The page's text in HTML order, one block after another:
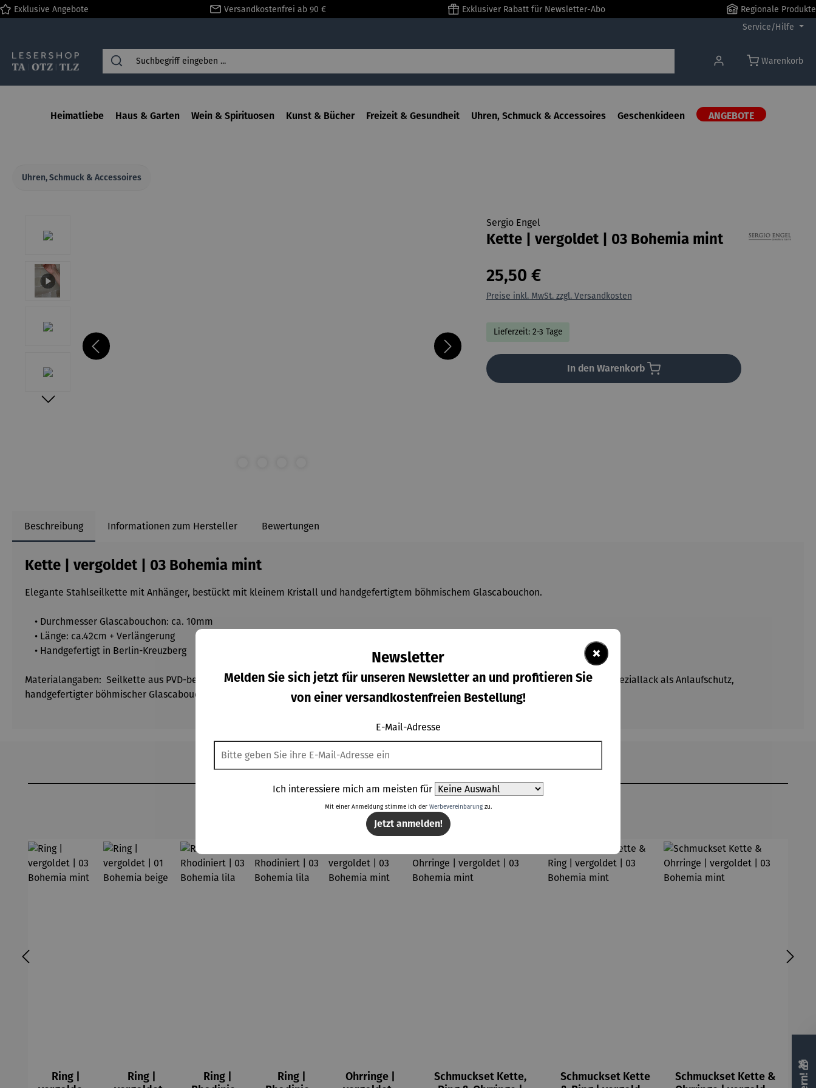
Zur Hauptnavigation springen
Exklusive Angebote Versandkostenfrei ab 90 € Exklusiver Rabatt für Newsletter-Abo
Regionale Produkte
Service/Hilfe
Warenkorb
Heimatliebe Haus & Garten Wein & Spirituosen Kunst & Bücher Freizeit & Gesundheit Uhren, Schmuck & Accessoires Geschenkideen ANGEBOTE
Uhren, Schmuck & Accessoires
Sergio Engel
Kette | vergoldet | 03 Bohemia mint
25,50 €
Preise inkl. MwSt. zzgl. Versandkosten
Lieferzeit: 2-3 Tage
In den Warenkorb
Beschreibung Informationen zum Hersteller Bewertungen
Kette | vergoldet | 03 Bohemia mint
Elegante Stahlseilkette mit Anhänger, bestückt mit kleinem Kristall und handgefertigtem böhmischem Glascabouchon.
• Durchmesser Glascabouchon: ca. 10mm
• Länge: ca.42cm + Verlängerung
• Handgefertigt in Berlin-Kreuzberg
Materialangaben: Seilkette aus PVD-beschichtetem Edelstahl, Anhänger: nickelfreies Messing, veredelt mit 24k Gold, geschützt durch Speziallack als Anlaufschutz,
handgefertigter böhmischer Glascabouchon, hochwertiger Glaskristall.
Weitere Produkte
Ring |
Ring |
Ring |
Ring |
Ohrringe |
Schmuckset Kette,
Schmuckset Kette
Schmuckset Kette &
×
Newsletter
Melden Sie sich jetzt für unseren Newsletter an und profitieren Sie
von einer versandkostenfreien Bestellung!
E-Mail-Adresse
Ich interessiere mich am meisten für
Mit einer Anmeldung stimme ich der Werbevereinbarungzu.
Jetzt anmelden!